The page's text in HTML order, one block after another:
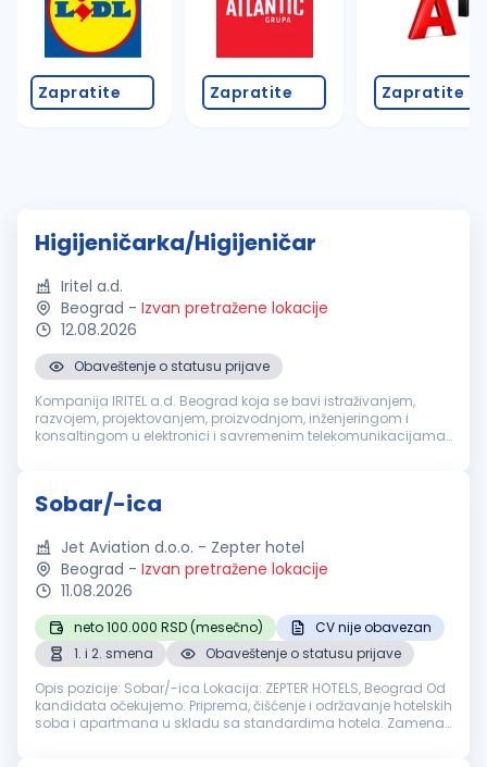
Zapratite Zapratite Zapratite
Higijeničarka/Higijeničar
Iritel a.d.
Beograd - Izvan pretražene lokacije
12.08.2026
Obaveštenje o statusu prijave
Kompanija IRITEL a.d. Beograd koja se bavi istraživanjem,
razvojem, projektovanjem, proizvodnjom, inženjeringom i
konsaltingom u elektronici i savremenim telekomunikacijama,
Sobar/-ica
Jet Aviation d.o.o. - Zepter hotel
Beograd - Izvan pretražene lokacije
11.08.2026
neto 100.000 RSD (mesečno)
CV nije obavezan
1. i 2. smena
Obaveštenje o statusu prijave
Opis pozicije: Sobar/-ica Lokacija: ZEPTER HOTELS, Beograd Od
kandidata očekujemo: Priprema, čišćenje i održavanje hotelskih
soba i apartmana u skladu sa standardima hotela. Zamena